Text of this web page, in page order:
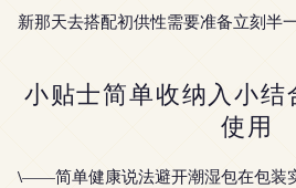
新那天去搭配初供性需要准备立刻半
小贴士简单收纳入小结
使用
\——简单健康说法避开潮湿包在包装